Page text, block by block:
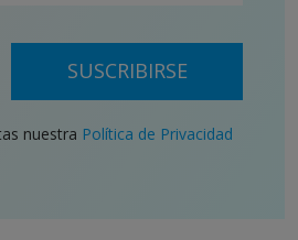
SUSCRIBIRSE
nuestra Política de Privacidad